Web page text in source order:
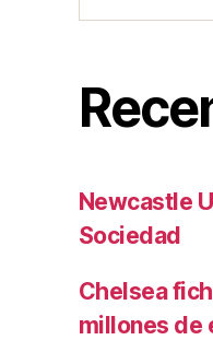
Newcastle
Sociedad
Chelsea
millones de